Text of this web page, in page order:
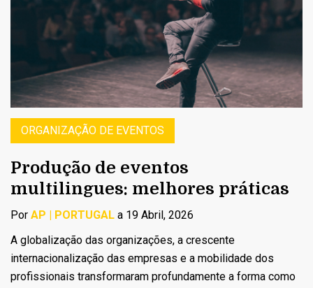
ORGANIZAÇÃO DE EVENTOS
Produção de eventos
multilingues: melhores práticas
Por AP | PORTUGAL a 19 Abril, 2026
A globalização das organizações, a crescente
internacionalização das empresas e a mobilidade dos
profissionais transformaram profundamente a forma como